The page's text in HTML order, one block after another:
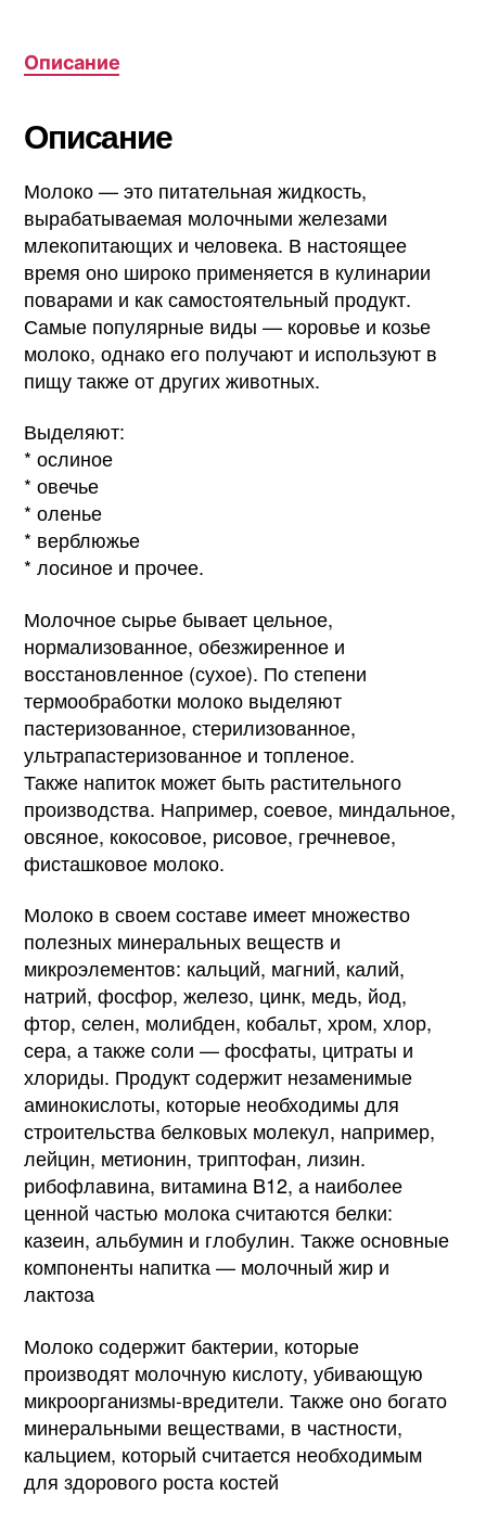
Описание
Описание
Молоко — это питательная жидкость,
вырабатываемая молочными железами
млекопитающих и человека. В настоящее
время оно широко применяется в кулинарии
поварами и как самостоятельный продукт.
Самые популярные виды — коровье и козье
молоко, однако его получают и используют в
пищу также от других животных.
Выделяют:
* ослиное
* овечье
* оленье
* верблюжье
* лосиное и прочее.
Молочное сырье бывает цельное,
нормализованное, обезжиренное и
восстановленное (сухое). По степени
термообработки молоко выделяют
пастеризованное, стерилизованное,
ультрапастеризованное и топленое.
Также напиток может быть растительного
производства. Например, соевое, миндальное,
овсяное, кокосовое, рисовое, гречневое,
фисташковое молоко.
Молоко в своем составе имеет множество
полезных минеральных веществ и
микроэлементов: кальций, магний, калий,
натрий, фосфор, железо, цинк, медь, йод,
фтор, селен, молибден, кобальт, хром, хлор,
сера, а также соли — фосфаты, цитраты и
хлориды. Продукт содержит незаменимые
аминокислоты, которые необходимы для
строительства белковых молекул, например,
лейцин, метионин, триптофан, лизин.
рибофлавина, витамина B12, а наиболее
ценной частью молока считаются белки:
казеин, альбумин и глобулин. Также основные
компоненты напитка — молочный жир и
лактоза
Молоко содержит бактерии, которые
производят молочную кислоту, убивающую
микроорганизмы-вредители. Также оно богато
минеральными веществами, в частности,
кальцием, который считается необходимым
для здорового роста костей